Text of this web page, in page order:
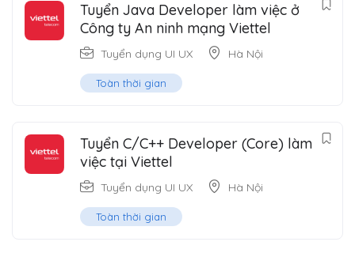
Tuyển Java Developer làm việc ở
Công ty An ninh mạng Viettel
Tuyển dụng UI UX Hà Nội
Toàn thời gian
Tuyển C/C++ Developer (Core) làm
việc tại Viettel
Tuyển dụng UI UX Hà Nội
Toàn thời gian